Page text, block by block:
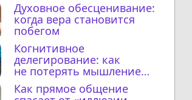
Духовное обесценивание:
когда вера становится
побегом
Когнитивное
делегирование: как
не потерять мышление
с ИИ
Как прямое общение